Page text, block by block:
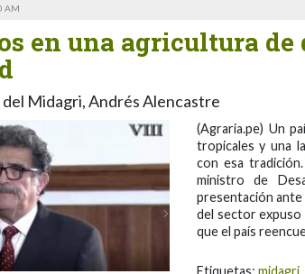
AM
en una agricultura
Midagri, Andrés Alencastre
(Agraria.pe) Un
tropicales y una
con esa
ministro de
presentación
del sector expuso
que el país
Etiquetas: midagri,